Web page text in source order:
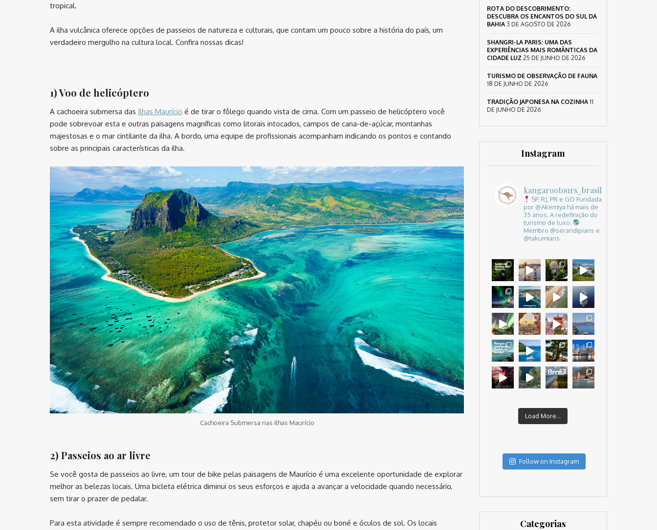
tropical.
A ilha vulcânica oferece opções de passeios de natureza e culturais, que contam um pouco sobre a história do país, um
verdadeiro mergulho na cultura local. Confira nossas dicas!
1) Voo de helicóptero
A cachoeira submersa das Ilhas Maurício é de tirar o fôlego quando vista de cima. Com um passeio de helicóptero você
pode sobrevoar esta e outras paisagens magníficas como litorais intocados, campos de cana-de-açúcar, montanhas
majestosas e o mar cintilante da ilha. A bordo, uma equipe de profissionais acompanham indicando os pontos e contando
sobre as principais características da ilha.
Cachoeira Submersa nas Ilhas Maurício
2) Passeios ao ar livre
Se você gosta de passeios ao livre, um tour de bike pelas paisagens de Maurício é uma excelente oportunidade de explorar
melhor as belezas locais. Uma bicleta elétrica diminui os seus esforços e ajuda a avançar a velocidade quando necessário,
sem tirar o prazer de pedalar.
Para esta atividade é sempre recomendado o uso de tênis, protetor solar, chapéu ou boné e óculos de sol. Os locais
ROTA DO DESCOBRIMENTO:
DESCUBRA OS ENCANTOS DO SUL DA
BAHIA 3 DE AGOSTO DE 2026
SHANGRI-LA PARIS: UMA DAS
EXPERIÊNCIAS MAIS ROMÂNTICAS DA
CIDADE LUZ 25 DE JUNHO DE 2026
TURISMO DE OBSERVAÇÃO DE FAUNA
18 DE JUNHO DE 2026
TRADIÇÃO JAPONESA NA COZINHA 11
DE JUNHO DE 2026
Instagram
kangarootours_brasil
SP, RJ, PR e GO Fundada
por @Akemiya há mais de
35 anos. A redefinição do
turismo de luxo.
Membro @serandipians e
@takumians.
Load More...
Follow on Instagram
Categorias